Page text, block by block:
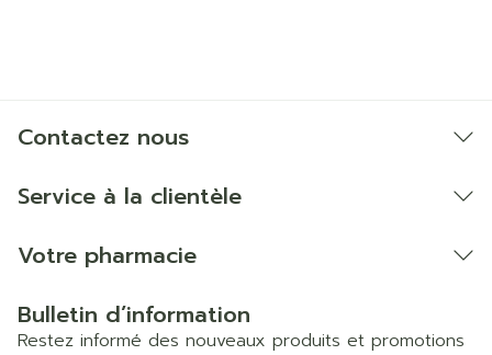
Contactez nous
Service à la clientèle
Votre pharmacie
Bulletin d’information
Restez informé des nouveaux produits et promotions